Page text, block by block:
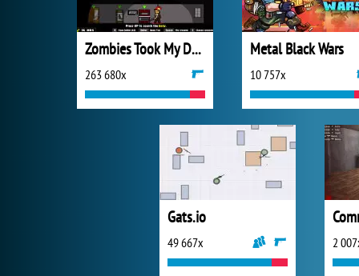
Zombies Took My Daughter
263 680x
Metal Black Wars
10 757x
Gats.io
49 667x 2